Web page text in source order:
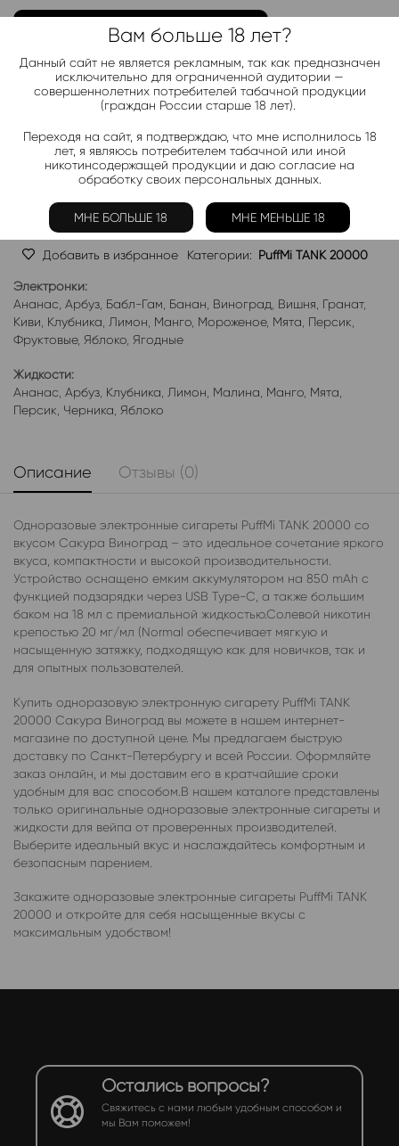
ДОБАВИТЬ В ЛИСТ ОЖИДАНИЯ
Хочу дешевле
Telegram-канал 2000+
Актуальные новинки и акции каждые день!
Добавить в избранное Категории: PuffMi TANK 20000
Электронки:
Ананас Арбуз Бабл-Гам Банан Виноград Вишня Гранат,
Киви Клубника Лимон Манго Мороженое, Мята Персик
Фруктовые, Яблоко Ягодные
Жидкости:
Ананас Арбуз Клубника Лимон Малина Манго Мята
Персик Черника Яблоко
Описание Отзывы (0)
Одноразовые электронные сигареты PuffMi TANK 20000 со
вкусом Сакура Виноград – это идеальное сочетание яркого
вкуса, компактности и высокой производительности.
Устройство оснащено емким аккумулятором на 850 mAh с
функцией подзарядки через USB Type-C, а также большим
баком на 18 мл с премиальной жидкостью.Солевой никотин
крепостью 20 мг/мл (Normal обеспечивает мягкую и
насыщенную затяжку, подходящую как для новичков, так и
для опытных пользователей.
Купить одноразовую электронную сигарету PuffMi TANK
20000 Сакура Виноград вы можете в нашем интернет-
магазине по доступной цене. Мы предлагаем быструю
доставку по Санкт-Петербургу и всей России. Оформляйте
заказ онлайн, и мы доставим его в кратчайшие сроки
удобным для вас способом.В нашем каталоге представлены
только оригинальные одноразовые электронные сигареты и
жидкости для вейпа от проверенных производителей.
Выберите идеальный вкус и наслаждайтесь комфортным и
безопасным парением.
Закажите одноразовые электронные сигареты PuffMi TANK
20000 и откройте для себя насыщенные вкусы с
максимальным удобством!
Остались вопросы?
Свяжитесь с нами любым удобным способом и
мы Вам поможем!
Вам больше 18 лет?
Данный сайт не является рекламным, так как предназначен
исключительно для ограниченной аудитории —
совершеннолетних потребителей табачной продукции
(граждан России старше 18 лет).
Переходя на сайт, я подтверждаю, что мне исполнилось 18
лет, я являюсь потребителем табачной или иной
никотинсодержащей продукции и даю согласие на
обработку своих персональных данных.
МНЕ БОЛЬШЕ 18 МНЕ МЕНЬШЕ 18